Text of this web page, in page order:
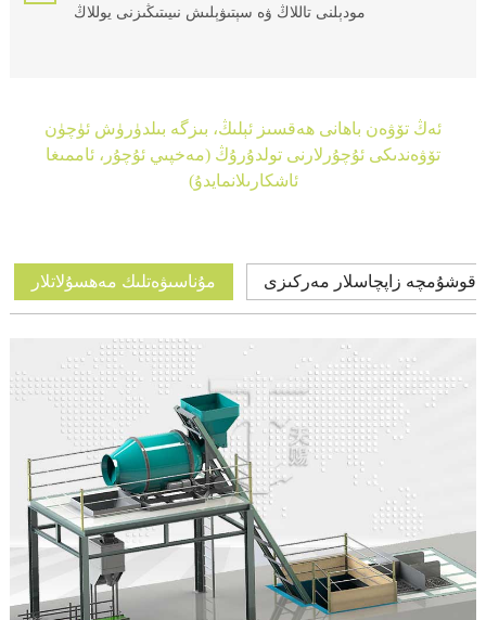
مودېلنى تاللاڭ ۋە سېتىۋېلىش نىيىتىڭىزنى يوللاڭ
ئەڭ تۆۋەن باھانى ھەقسىز ئېلىڭ، بىزگە بىلدۈرۈش ئۈچۈن
تۆۋەندىكى ئۇچۇرلارنى تولدۇرۇڭ (مەخپىي ئۇچۇر، ئاممىغا
ئاشكارىلانمايدۇ)
مۇناسىۋەتلىك مەھسۇلاتلار قوشۇمچە زاپچاسلار مەركىزى